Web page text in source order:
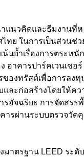
าแนวคิดและธีมงานที่
ไทย ในการเป็นส่วนช่
นย้ำเรื่องการตระหนั
าคารปาร์คเวนเชอร์
ของทรัสต์เพื่อการลง
และก่อสร้างโดยให้ค
รอัจฉริยะ การจัดสรร
ารผ่านระบบตรวจวัด
มาตรฐาน LEED ระดับ